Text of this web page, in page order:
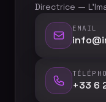
Directrice —
EMAIL
+33 6